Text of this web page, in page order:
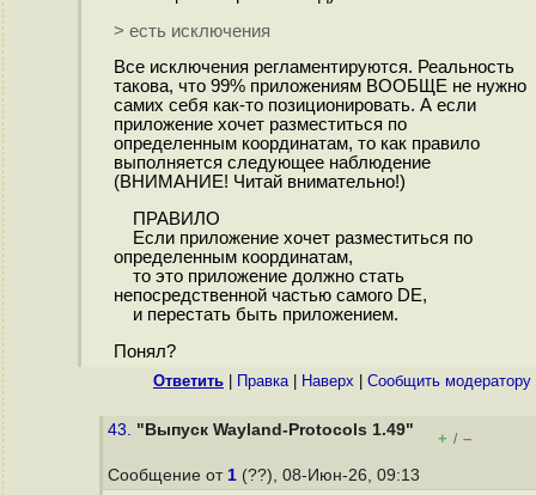
> есть исключения
Все исключения регламентируются. Реальность
такова, что 99% приложениям ВООБЩЕ не нужно
самих себя как-то позиционировать. А если
приложение хочет разместиться по
определенным координатам, то как правило
выполняется следующее наблюдение
(ВНИМАНИЕ! Читай внимательно!)
ПРАВИЛО
Если приложение хочет разместиться по
определенным координатам,
то это приложение должно стать
непосредственной частью самого DE,
и перестать быть приложением.
Понял?
Ответить Правка| Наверх Cообщить модератору
43. "Выпуск Wayland-Protocols 1.49" + / –
Сообщение от 1 (??), 08-Июн-26, 09:13